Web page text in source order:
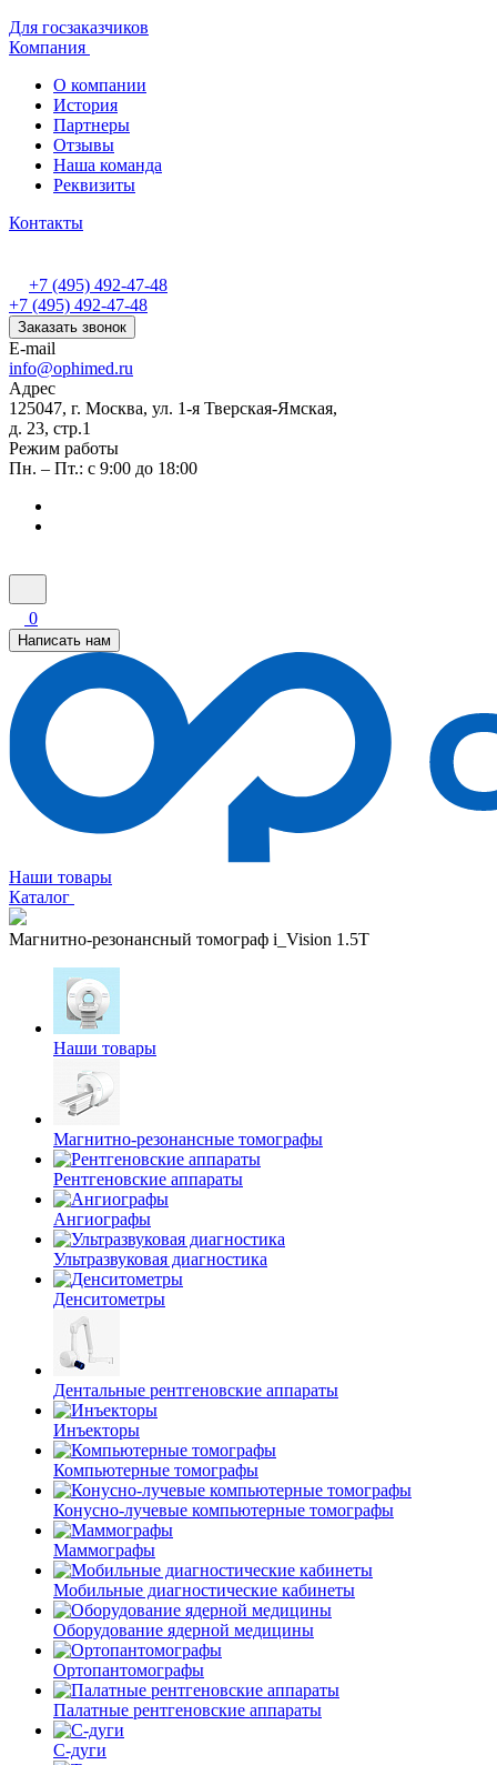
Для госзаказчиков
Компания
О компании
История
Партнеры
Отзывы
Наша команда
Реквизиты
Контакты
+7 (495) 492-47-48
+7 (495) 492-47-48
Заказать звонок
E-mail
info@ophimed.ru
Адрес
125047, г. Москва, ул. 1-я Тверская-Ямская,
д. 23, стр.1
Режим работы
Пн. – Пт.: с 9:00 до 18:00
0
Написать нам
Наши товары
Каталог
Магнитно-резонансный томограф i_Vision 1.5T
Наши товары
Магнитно-резонансные томографы
Рентгеновские аппараты
Ангиографы
Ультразвуковая диагностика
Денситометры
Дентальные рентгеновские аппараты
Инъекторы
Компьютерные томографы
Конусно-лучевые компьютерные томографы
Маммографы
Мобильные диагностические кабинеты
Оборудование ядерной медицины
Ортопантомографы
Палатные рентгеновские аппараты
С-дуги